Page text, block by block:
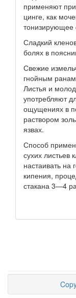
применяют
цинге, как
тонизирующее
Сладкий
болях в
Свежие
гнойным
Листья и
употребляют
ощущениях в
раствором
язвах.
Способ
сухих листьев
настаивать на
кипения,
стакана 3—4